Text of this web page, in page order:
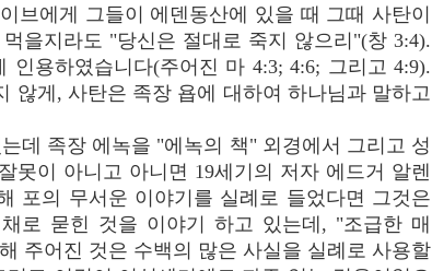
브에게 그들이 에덴동산에 있을 때 그때 사탄이
을지라도 "당신은 절대로 죽지 않으리"(창 3:4).
용하였습니다(주어진 마 4:3; 4:6; 그리고 4:9).
않게, 사탄은 족장 욥에 대하여 하나님과 말하고
데 족장 에녹을 "에녹의 책" 외경에서 그리고 성
못이 아니고 아니면 19세기의 저자 에드거 알렌
포의 무서운 이야기를 실례로 들었다면 그것은
로 묻힌 것을 이야기 하고 있는데, "조급한 매
주어진 것은 수백의 많은 사실을 실례로 사용할